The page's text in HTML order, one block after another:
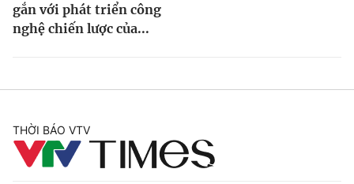
gắn với phát triển công
nghệ chiến lược của...
THỜI BÁO VTV